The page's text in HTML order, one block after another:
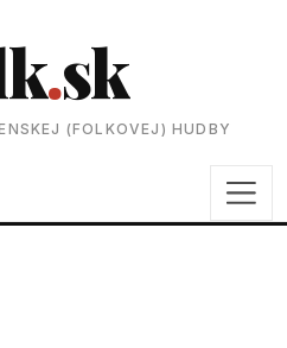
.sk
(FOLKOVEJ) HUDBY